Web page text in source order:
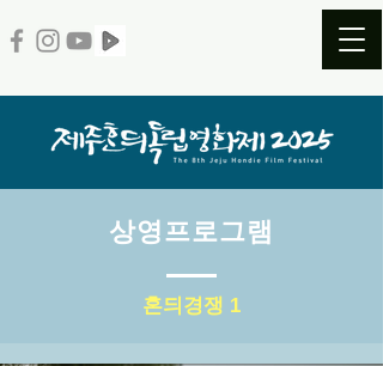
​상영프로그램
혼듸경쟁 1